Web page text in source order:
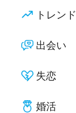
トレンド
出会い
失恋
婚活